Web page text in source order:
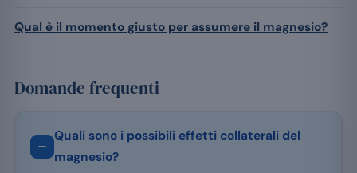
Qual è il momento giusto per assumere il magnesio?
Domande frequenti
Quali sono i possibili effetti collaterali del
magnesio?